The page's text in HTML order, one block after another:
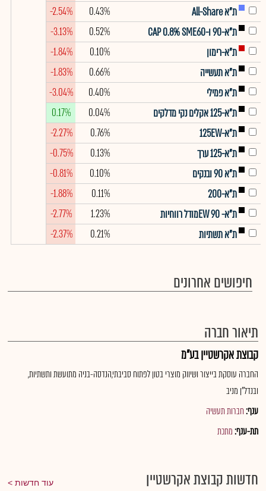
ת"א All-Share
0.43%
-2.54%
ת"א-90 ו-CAP 0.8% SME60
0.52%
-3.13%
ת"א-רימון
0.10%
-1.84%
ת"א תעשייה
0.66%
-1.83%
ת"א פמילי
0.40%
-3.04%
ת"א-125 אקלים נקי מדלקים
0.04%
0.17%
ת"א-125EW
0.76%
-2.27%
ת"א-125 ערך
0.13%
-0.75%
ת"א 90 ובנקים
0.10%
-0.81%
ת"א-200
0.11%
-1.88%
ת"א- EW 90מודל רווחיות
1.23%
-2.77%
ת"א תשתיות
0.21%
-2.37%
חיפושים אחרונים
תיאור חברה
קבוצת אקרשטיין בע"מ
החברה עוסקת בייצור ושיווק מוצרי בטון לפתוח סביבתי,הנדסה-בניה מתועשת ותשתיות,
ובנדל"ן מניב
ענף:חברות תעשיה
תת-ענף:מתכת
חדשות קבוצת אקרשטיין עוד חדשות